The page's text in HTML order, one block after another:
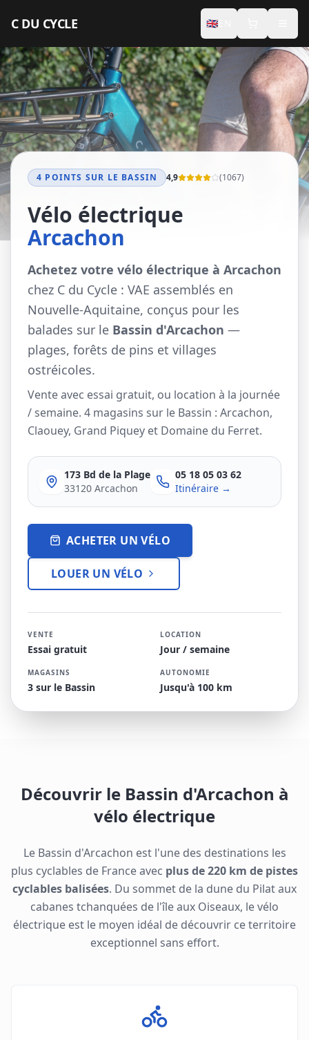
C DU CYCLE 🇬🇧
INDIVIDUALS
Premium Electric Bikes
Accessories
Concierge
Seminars
Hotel Services
Company Bikes
CONTACT US
4 POINTS SUR LE BASSIN 4,9 (1067)
Vélo électrique
Arcachon
Achetez votre vélo électrique à Arcachon
chez C du Cycle : VAE assemblés en
Nouvelle-Aquitaine, conçus pour les
balades sur le Bassin d'Arcachon —
plages, forêts de pins et villages
ostréicoles.
Vente avec essai gratuit, ou location à la journée
/ semaine. 4 magasins sur le Bassin : Arcachon,
Claouey, Grand Piquey et Domaine du Ferret.
173 Bd de la Plage
33120 Arcachon
05 18 05 03 62
Itinéraire →
ACHETER UN VÉLO
LOUER UN VÉLO
VENTE
Essai gratuit
LOCATION
Jour / semaine
MAGASINS
3 sur le Bassin
AUTONOMIE
Jusqu'à 100 km
Découvrir le Bassin d'Arcachon à
vélo électrique
Le Bassin d'Arcachon est l'une des destinations les
plus cyclables de France avec plus de 220 km de pistes
cyclables balisées. Du sommet de la dune du Pilat aux
cabanes tchanquées de l'île aux Oiseaux, le vélo
électrique est le moyen idéal de découvrir ce territoire
exceptionnel sans effort.